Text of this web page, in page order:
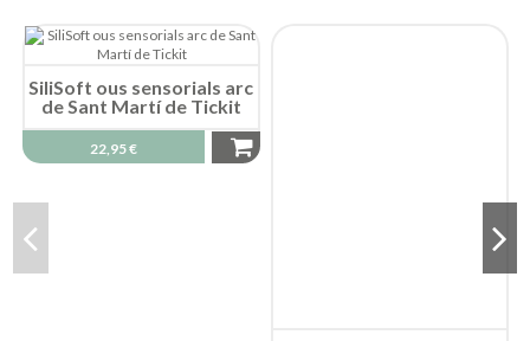
SiliSoft ous sensorials arc
de Sant Martí de Tickit
22,95 €